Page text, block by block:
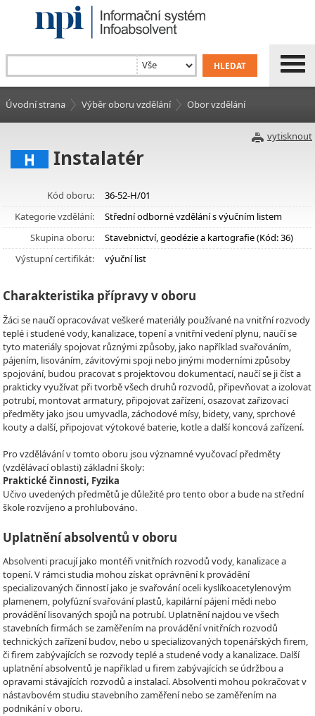
Úvodní strana Výběr oboru vzdělání Obor vzdělání
vytisknout
H Instalatér
Kód oboru:
36-52-H/01
Kategorie vzdělání:
Střední odborné vzdělání s výučním listem
Skupina oboru:
Stavebnictví, geodézie a kartografie (Kód: 36)
Výstupní certifikát:
výuční list
Charakteristika přípravy v oboru
Žáci se naučí opracovávat veškeré materiály používané na vnitřní rozvody
teplé i studené vody, kanalizace, topení a vnitřní vedení plynu, naučí se
tyto materiály spojovat různými způsoby, jako například svařováním,
pájením, lisováním, závitovými spoji nebo jinými moderními způsoby
spojování, budou pracovat s projektovou dokumentací, naučí se ji číst a
prakticky využívat při tvorbě všech druhů rozvodů, připevňovat a izolovat
potrubí, montovat armatury, připojovat zařízení, osazovat zařizovací
předměty jako jsou umyvadla, záchodové mísy, bidety, vany, sprchové
kouty a další, připojovat výtokové baterie, kotle a další koncová zařízení.
Pro vzdělávání v tomto oboru jsou významné vyučovací předměty
(vzdělávací oblasti) základní školy:
Praktické činnosti, Fyzika
Učivo uvedených předmětů je důležité pro tento obor a bude na střední
škole rozvíjeno a prohlubováno.
Uplatnění absolventů v oboru
Absolventi pracují jako montéři vnitřních rozvodů vody, kanalizace a
topení. V rámci studia mohou získat oprávnění k provádění
specializovaných činností jako je svařování oceli kyslíkoacetylenovým
plamenem, polyfúzní svařování plastů, kapilární pájení mědi nebo
provádění lisovaných spojů na potrubí. Uplatnění najdou ve všech
stavebních firmách se zaměřením na provádění vnitřních rozvodů
technických zařízení budov, nebo u specializovaných topenářských firem,
či firem zabývajících se rozvody teplé a studené vody a kanalizace. Další
uplatnění absolventů je například u firem zabývajících se údržbou a
opravami stávajících rozvodů a instalací. Absolventi mohou pokračovat v
nástavbovém studiu stavebního zaměření nebo se zaměřením na
podnikání v oboru.